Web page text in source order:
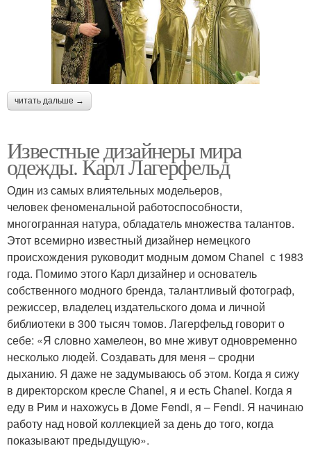
читать дальше →
Известные дизайнеры мира
одежды. Карл Лагерфельд
Один из самых влиятельных модельеров,
человек феноменальной работоспособности,
многогранная натура, обладатель множества талантов.
Этот всемирно известный дизайнер немецкого
происхождения руководит модным домом Chanel с 1983
года. Помимо этого Карл дизайнер и основатель
собственного модного бренда, талантливый фотограф,
режиссер, владелец издательского дома и личной
библиотеки в 300 тысяч томов. Лагерфельд говорит о
себе: «Я словно хамелеон, во мне живут одновременно
несколько людей. Создавать для меня – сродни
дыханию. Я даже не задумываюсь об этом. Когда я сижу
в директорском кресле Chanel, я и есть Chanel. Когда я
еду в Рим и нахожусь в Доме Fendi, я – Fendi. Я начинаю
работу над новой коллекцией за день до того, когда
показывают предыдущую».